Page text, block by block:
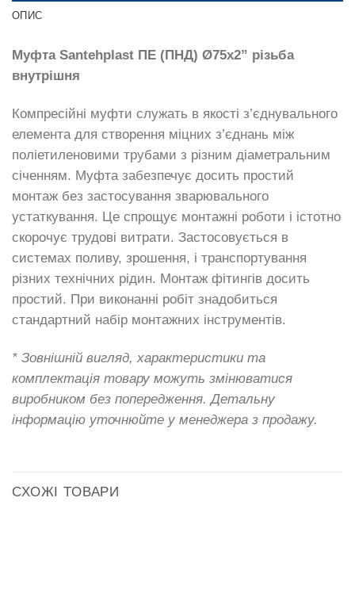
ОПИС
Муфта Santehplast ПЕ (ПНД) Ø75х2” різьба
внутрішня
Компресійні муфти служать в якості з’єднувального
елемента для створення міцних з’єднань між
поліетиленовими трубами з різним діаметральним
січенням. Муфта забезпечує досить простий
монтаж без застосування зварювального
устаткування. Це спрощує монтажні роботи і істотно
скорочує трудові витрати. Застосовується в
системах поливу, зрошення, і транспортування
різних технічних рідин. Монтаж фітингів досить
простий. При виконанні робіт знадобиться
стандартний набір монтажних інструментів.
* Зовнішній вигляд, характеристики та
комплектація товару можуть змінюватися
виробником без попередження. Детальну
інформацію уточнюйте у менеджера з продажу.
СХОЖІ ТОВАРИ